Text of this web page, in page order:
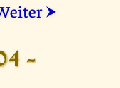
⮞
-